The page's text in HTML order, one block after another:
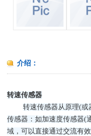
介绍：
转速传感器
转速传感器从原理(或
传感器：如加速度传感器(
域，可以直接通过交流有